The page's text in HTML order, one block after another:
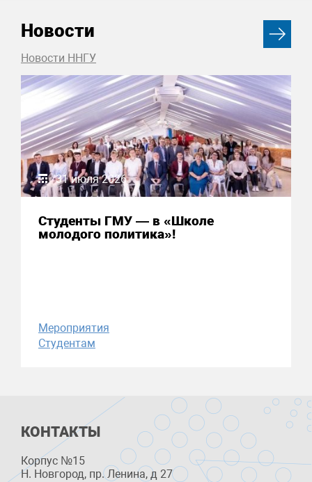
Новости
Новости ННГУ
31 июля 2026
Студенты ГМУ — в «Школе
молодого политика»!
Мероприятия
Студентам
КОНТАКТЫ
Корпус №15
Н. Новгород, пр. Ленина, д 27